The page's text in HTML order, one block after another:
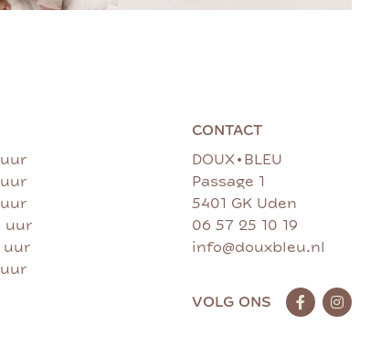
uur
uur
CONTACT
DOUX • BLEU
Passage 1
5401 GK Uden
06 57 25 10 19
info@douxbleu.nl
VOLG ONS